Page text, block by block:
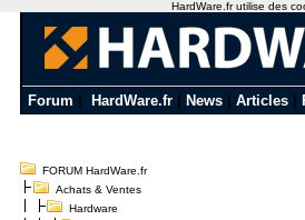
Forum HardWare.fr News Articles
FORUM HardWare.fr
Achats & Ventes
Hardware
HardWare.fr utilise des